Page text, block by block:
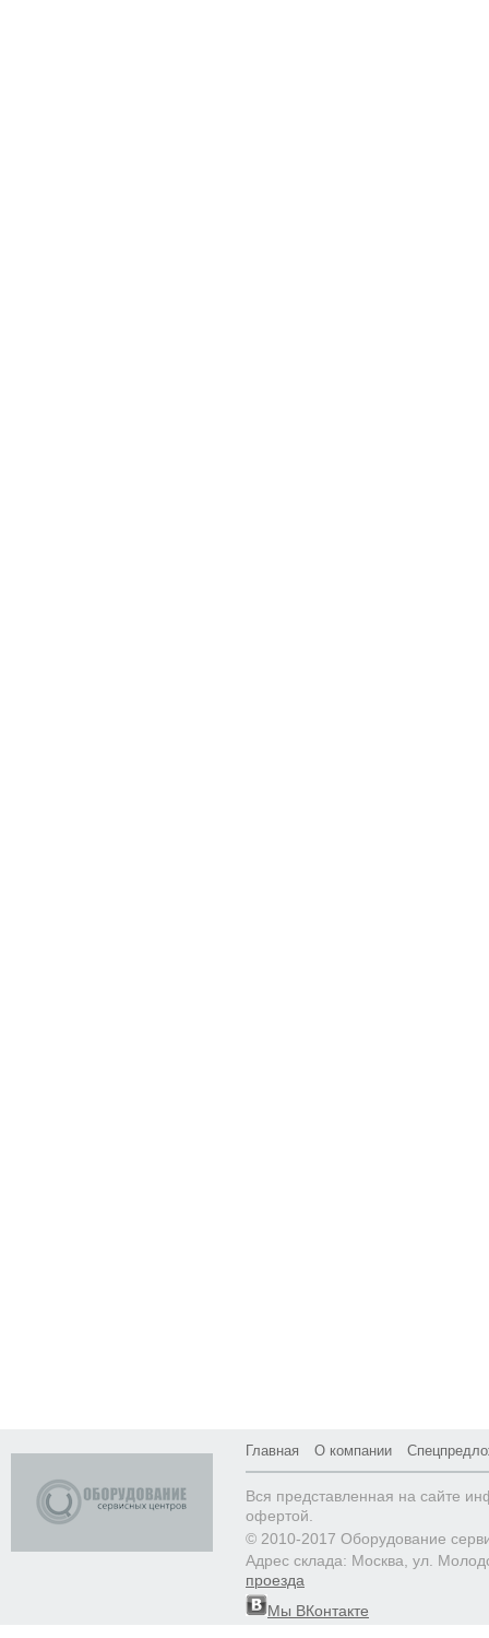
Главная О компании
Вся представленная на сайте
офертой.
© 2010-2017 Оборудование
Адрес склада: Москва, ул.
проезда
Мы ВКонтакте